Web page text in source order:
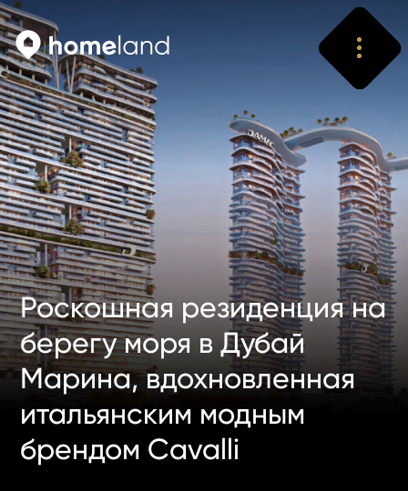
Роскошная резиденция на
берегу моря в Дубай
Марина, вдохновленная
итальянским модным
брендом Cavalli
Искать
Vyhledat